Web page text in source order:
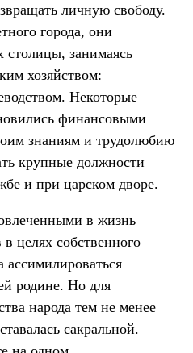
личную свободу.
города, они
столицы, занимаясь
хозяйством:
Некоторые
финансовыми
знаниям и трудолюбию
крупные должности
и при царском дворе.
в жизнь
целях собственного
родине. Но для
народа тем не менее
сакральной.